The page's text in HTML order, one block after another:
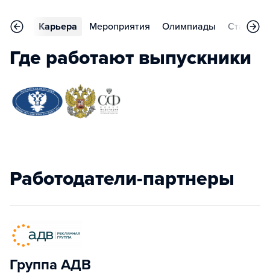
Карьера Мероприятия Олимпиады Статьи
Где работают выпускники
Работодатели-партнеры
Группа АДВ